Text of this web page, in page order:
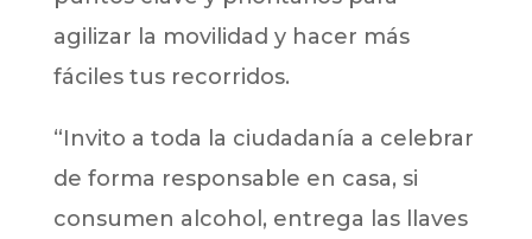
agilizar la movilidad y hacer más
fáciles tus recorridos.
“Invito a toda la ciudadanía a celebrar
de forma responsable en casa, si
consumen alcohol, entrega las llaves